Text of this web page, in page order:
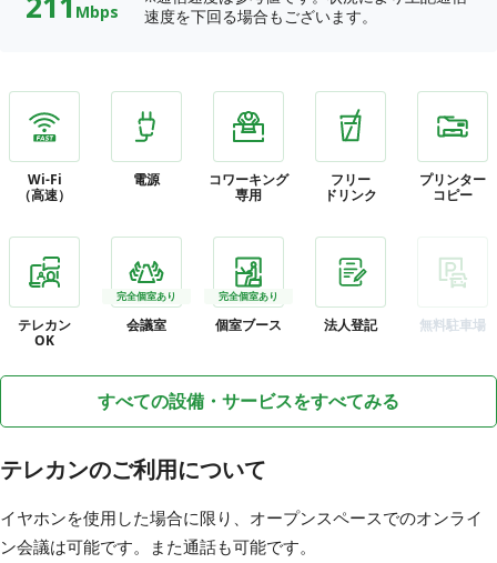
Mbps
速度を下回る場合もございます。
Wi-Fi
（高速）
電源
コワーキング
専用
フリー
ドリンク
プリンター
コピー
テレカン
OK
会議室
完全個室あり
個室ブース
完全個室あり
法人登記 無料駐車場
すべての設備・サービスをすべてみる
テレカンのご利用について
イヤホンを使用した場合に限り、オープンスペースでのオンライ
ン会議は可能です。また通話も可能です。